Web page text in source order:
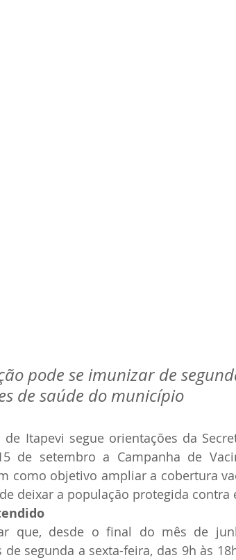
pode se imunizar de
de saúde do município
de Itapevi segue orientações da
de setembro a Campanha de
como objetivo ampliar a cobertura
deixar a população protegida contra
que, desde o final do mês de
segunda a sexta-feira, das 9h às